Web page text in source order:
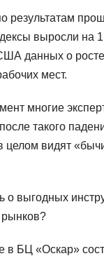
результатам
выросли на
данных о
мест.
многие
такого
в целом видят
о выгодных
в БЦ «Оскар»